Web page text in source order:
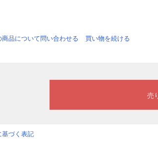
商品について問い合わせる 買い物を続ける
基づく表記